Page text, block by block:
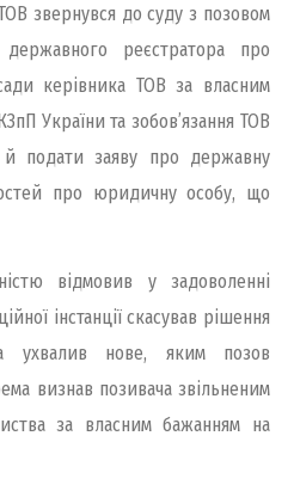
звернувся до суду з позовом
реєстратора про
керівника ТОВ за власним
України та зобов’язання ТОВ
й подати заяву про державну
про юридичну особу, що
відмовив у задоволенні
інстанції скасував рішення
ухвалив нове, яким позов
визнав позивача звільненим
за власним бажанням на